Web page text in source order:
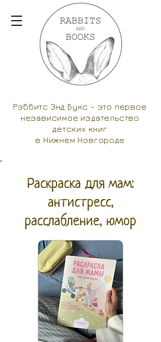
Рэббитс Энд Букс - это первое
независимое издательство
детских книг
в Нижнем Новгороде
Раскраска для мам:
антистресс,
расслабление, юмор